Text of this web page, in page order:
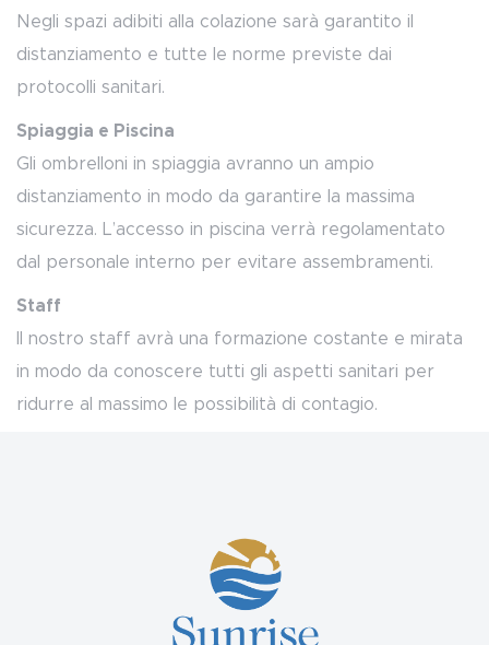
Negli spazi adibiti alla colazione sarà garantito il
distanziamento e tutte le norme previste dai
protocolli sanitari.
Spiaggia e Piscina
Gli ombrelloni in spiaggia avranno un ampio
distanziamento in modo da garantire la massima
sicurezza. L’accesso in piscina verrà regolamentato
dal personale interno per evitare assembramenti.
Staff
Il nostro staff avrà una formazione costante e mirata
in modo da conoscere tutti gli aspetti sanitari per
ridurre al massimo le possibilità di contagio.